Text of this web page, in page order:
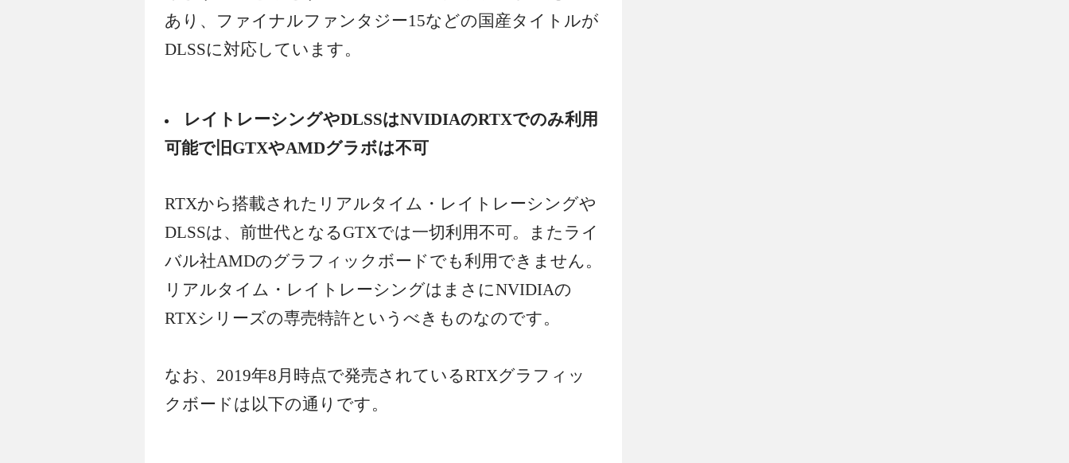
あり、ファイナルファンタジー15などの国産タイトルが
DLSSに対応しています。
レイトレーシングやDLSSはNVIDIAのRTXでのみ利用
可能で旧GTXやAMDグラボは不可
RTXから搭載されたリアルタイム・レイトレーシングや
DLSSは、前世代となるGTXでは一切利用不可。またライ
バル社AMDのグラフィックボードでも利用できません。
リアルタイム・レイトレーシングはまさにNVIDIAの
RTXシリーズの専売特許というべきものなのです。
なお、2019年8月時点で発売されているRTXグラフィッ
クボードは以下の通りです。